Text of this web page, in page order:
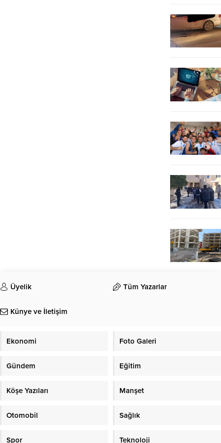
Üyelik Tüm Yazarlar
Künye ve İletişim
Ekonomi Foto Galeri
Gündem Eğitim
Köşe Yazıları Manşet
Otomobil Sağlık
Spor Teknoloji